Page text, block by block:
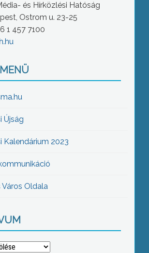
és Hírközlési Hatóság
Ostrom u. 23-25
1 457 7100
Újság
Kalendárium 2023
Oldala